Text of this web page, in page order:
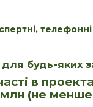
будь-яких
в
(не менше